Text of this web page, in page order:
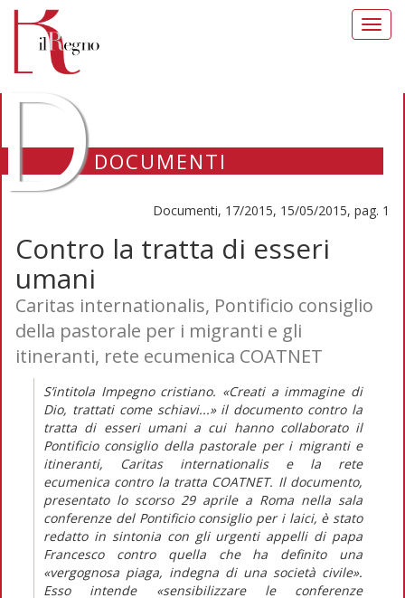
DOCUMENTI
Documenti, 17/2015, 15/05/2015, pag. 1
Contro la tratta di esseri
umani
Caritas internationalis, Pontificio consiglio
della pastorale per i migranti e gli
itineranti, rete ecumenica COATNET
S’intitola Impegno cristiano. «Creati a immagine di
Dio, trattati come schiavi...» il documento contro la
tratta di esseri umani a cui hanno collaborato il
Pontificio consiglio della pastorale per i migranti e
itineranti, Caritas internationalis e la rete
ecumenica contro la tratta COATNET. Il documento,
presentato lo scorso 29 aprile a Roma nella sala
conferenze del Pontificio consiglio per i laici, è stato
redatto in sintonia con gli urgenti appelli di papa
Francesco contro quella che ha definito una
«vergognosa piaga, indegna di una società civile».
Esso intende «sensibilizzare le conferenze